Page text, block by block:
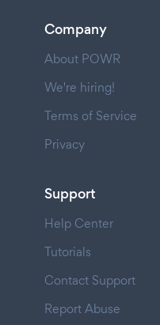
Company
About POWR
We're hiring!
Terms of Service
Privacy
Support
Help Center
Tutorials
Contact Support
Report Abuse